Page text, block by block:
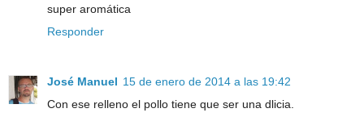
super aromática
Responder
José Manuel 15 de enero de 2014 a las 19:42
Con ese relleno el pollo tiene que ser una dlicia.